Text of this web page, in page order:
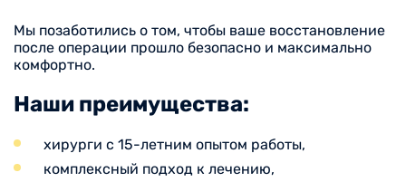
Мы позаботились о том, чтобы ваше восстановление
после операции прошло безопасно и максимально
комфортно.
Наши преимущества:
хирурги с 15-летним опытом работы,
комплексный подход к лечению,